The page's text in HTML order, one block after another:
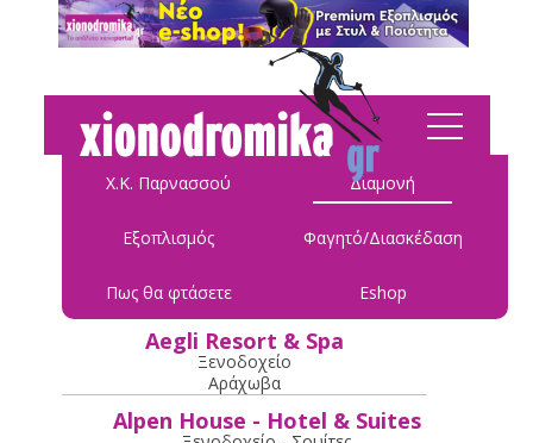
Χ.Κ. Παρνασσού Διαμονή
Εξοπλισμός Φαγητό/Διασκέδαση
Πως θα φτάσετε Eshop
Τελευταία ενημέρωση: 28.01.2026 10:27:23
Aegli Resort & Spa
Ξενοδοχείο
Αράχωβα
Alpen House - Hotel & Suites